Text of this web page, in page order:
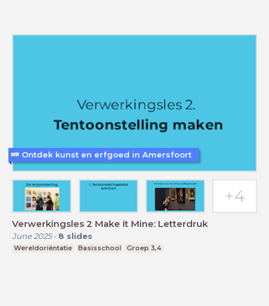
Verwerkingsles 2 Make it Mine: Letterdruk
June 2025- 8 slides
Wereldoriëntatie Basisschool Groep 3,4
Ontdek kunst en erfgoed in Amersfoort